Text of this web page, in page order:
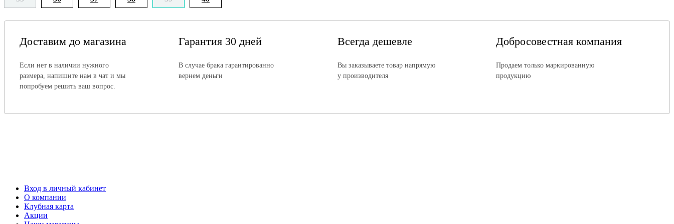
Доставим до магазина
Если нет в наличии нужного
размера, напишите нам в чат и мы
попробуем решить ваш вопрос.
Гарантия 30 дней
В случае брака гарантированно
вернем деньги
Всегда дешевле
Вы заказываете товар напрямую
у производителя
Добросовестная компания
Продаем только маркированную
продукцию
Вход в личный кабинет
О компании
Клубная карта
Акции